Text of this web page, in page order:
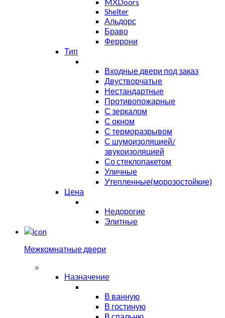
Shelter
Альдорс
Браво
Феррони
Тип
Входные двери под заказ
Двустворчатые
Нестандартные
Противопожарные
С зеркалом
С окном
С терморазрывом
С шумоизоляцией/
звукоизоляцией
Со стеклопакетом
Уличные
Утепленные(морозостойкие)
Цена
Недорогие
Элитные
Межкомнатные двери
Назначение
В ванную
В гостиную